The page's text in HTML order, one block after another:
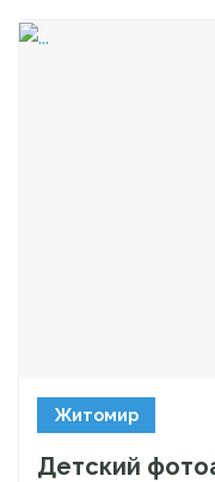
Житомир
Детский